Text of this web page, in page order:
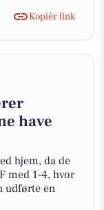
Kopiér link
have
hjem, da de
med 1-4, hvor
udførte en